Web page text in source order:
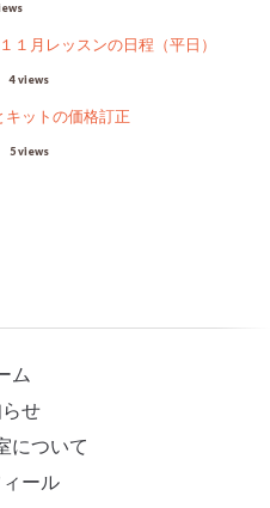
１月レッスンの日程（平日）
4 views
キットの価格訂正
5 views
ム
せ
について
ール